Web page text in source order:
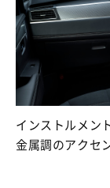
インストルメン
金属調のアクセ